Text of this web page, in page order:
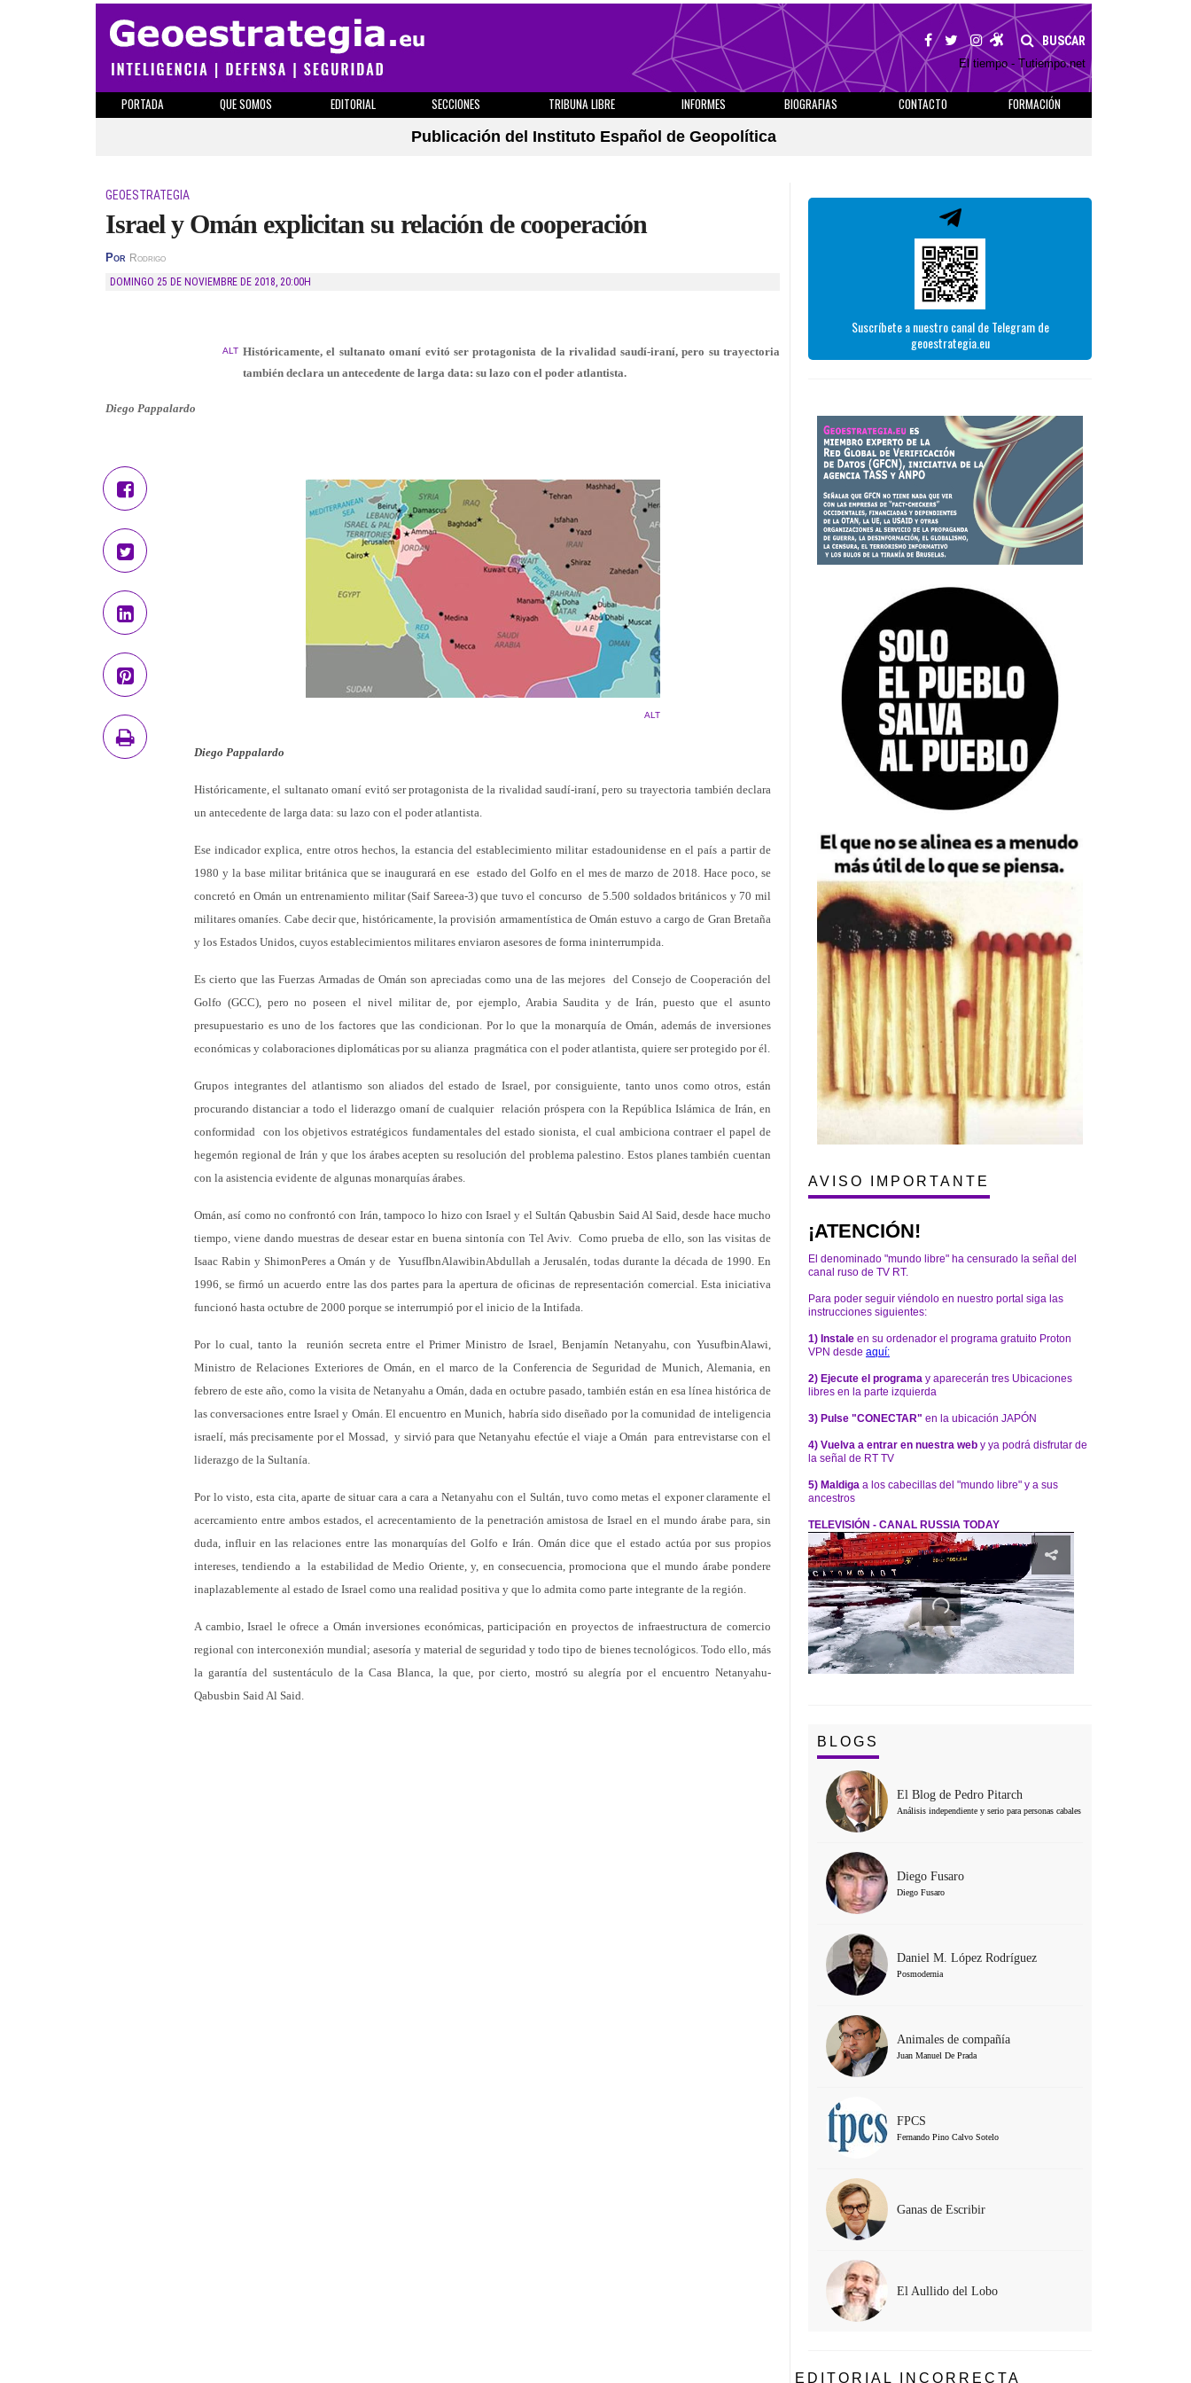
BUSCAR
El tiempo - Tutiempo.net
PORTADA QUE SOMOS EDITORIAL SECCIONES TRIBUNA LIBRE INFORMES BIOGRAFIAS CONTACTO
FORMACIÓN
Publicación del Instituto Español de Geopolítica
GEOESTRATEGIA
Israel y Omán explicitan su relación de cooperación
Por Rodrigo
DOMINGO 25 DE NOVIEMBRE DE 2018, 20:00H
ALT Históricamente, el sultanato omaní evitó ser protagonista de la rivalidad saudí-iraní, pero su trayectoria
también declara un antecedente de larga data: su lazo con el poder atlantista.
Diego Pappalardo
ALT
Diego Pappalardo
Históricamente, el sultanato omaní evitó ser protagonista de la rivalidad saudí-iraní, pero su trayectoria también declara
un antecedente de larga data: su lazo con el poder atlantista.
Ese indicador explica, entre otros hechos, la estancia del establecimiento militar estadounidense en el país a partir de
1980 y la base militar británica que se inaugurará en ese estado del Golfo en el mes de marzo de 2018. Hace poco, se
concretó en Omán un entrenamiento militar (Saif Sareea-3) que tuvo el concurso de 5.500 soldados británicos y 70 mil
militares omaníes. Cabe decir que, históricamente, la provisión armamentística de Omán estuvo a cargo de Gran Bretaña
y los Estados Unidos, cuyos establecimientos militares enviaron asesores de forma ininterrumpida.
Es cierto que las Fuerzas Armadas de Omán son apreciadas como una de las mejores del Consejo de Cooperación del
Golfo (GCC), pero no poseen el nivel militar de, por ejemplo, Arabia Saudita y de Irán, puesto que el asunto
presupuestario es uno de los factores que las condicionan. Por lo que la monarquía de Omán, además de inversiones
económicas y colaboraciones diplomáticas por su alianza pragmática con el poder atlantista, quiere ser protegido por él.
Grupos integrantes del atlantismo son aliados del estado de Israel, por consiguiente, tanto unos como otros, están
procurando distanciar a todo el liderazgo omaní de cualquier relación próspera con la República Islámica de Irán, en
conformidad con los objetivos estratégicos fundamentales del estado sionista, el cual ambiciona contraer el papel de
hegemón regional de Irán y que los árabes acepten su resolución del problema palestino. Estos planes también cuentan
con la asistencia evidente de algunas monarquías árabes.
Omán, así como no confrontó con Irán, tampoco lo hizo con Israel y el Sultán Qabusbin Said Al Said, desde hace mucho
tiempo, viene dando muestras de desear estar en buena sintonía con Tel Aviv. Como prueba de ello, son las visitas de
Isaac Rabin y ShimonPeres a Omán y de YusufIbnAlawibinAbdullah a Jerusalén, todas durante la década de 1990. En
1996, se firmó un acuerdo entre las dos partes para la apertura de oficinas de representación comercial. Esta iniciativa
funcionó hasta octubre de 2000 porque se interrumpió por el inicio de la Intifada.
Por lo cual, tanto la reunión secreta entre el Primer Ministro de Israel, Benjamín Netanyahu, con YusufbinAlawi,
Ministro de Relaciones Exteriores de Omán, en el marco de la Conferencia de Seguridad de Munich, Alemania, en
febrero de este año, como la visita de Netanyahu a Omán, dada en octubre pasado, también están en esa línea histórica de
las conversaciones entre Israel y Omán. El encuentro en Munich, habría sido diseñado por la comunidad de inteligencia
israelí, más precisamente por el Mossad, y sirvió para que Netanyahu efectúe el viaje a Omán para entrevistarse con el
liderazgo de la Sultanía.
Por lo visto, esta cita, aparte de situar cara a cara a Netanyahu con el Sultán, tuvo como metas el exponer claramente el
acercamiento entre ambos estados, el acrecentamiento de la penetración amistosa de Israel en el mundo árabe para, sin
duda, influir en las relaciones entre las monarquías del Golfo e Irán. Omán dice que el estado actúa por sus propios
intereses, tendiendo a la estabilidad de Medio Oriente, y, en consecuencia, promociona que el mundo árabe pondere
inaplazablemente al estado de Israel como una realidad positiva y que lo admita como parte integrante de la región.
A cambio, Israel le ofrece a Omán inversiones económicas, participación en proyectos de infraestructura de comercio
regional con interconexión mundial; asesoría y material de seguridad y todo tipo de bienes tecnológicos. Todo ello, más
la garantía del sustentáculo de la Casa Blanca, la que, por cierto, mostró su alegría por el encuentro Netanyahu-
Qabusbin Said Al Said.
Suscríbete a nuestro canal de Telegram de
geoestrategia.eu
AVISO IMPORTANTE
¡ATENCIÓN!
El denominado "mundo libre" ha censurado la señal del
canal ruso de TV RT.
Para poder seguir viéndolo en nuestro portal siga las
instrucciones siguientes:
1) Instale en su ordenador el programa gratuito Proton
VPN desde aquí:
2) Ejecute el programa y aparecerán tres Ubicaciones
libres en la parte izquierda
3) Pulse "CONECTAR" en la ubicación JAPÓN
4) Vuelva a entrar en nuestra web y ya podrá disfrutar de
la señal de RT TV
5) Maldiga a los cabecillas del "mundo libre" y a sus
ancestros
TELEVISIÓN - CANAL RUSSIA TODAY
BLOGS
El Blog de Pedro Pitarch
Análisis independiente y serio para personas cabales
Diego Fusaro
Diego Fusaro
Daniel M. López Rodríguez
Posmodernia
Animales de compañía
Juan Manuel De Prada
FPCS
Fernando Pino Calvo Sotelo
Ganas de Escribir
El Aullido del Lobo
EDITORIAL INCORRECTA